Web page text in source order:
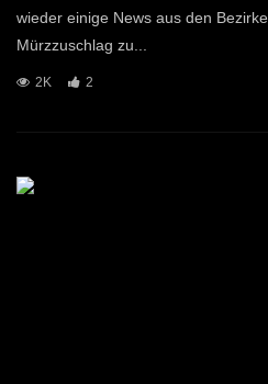
wieder einige News aus den
Mürzzuschlag zu...
2K 2